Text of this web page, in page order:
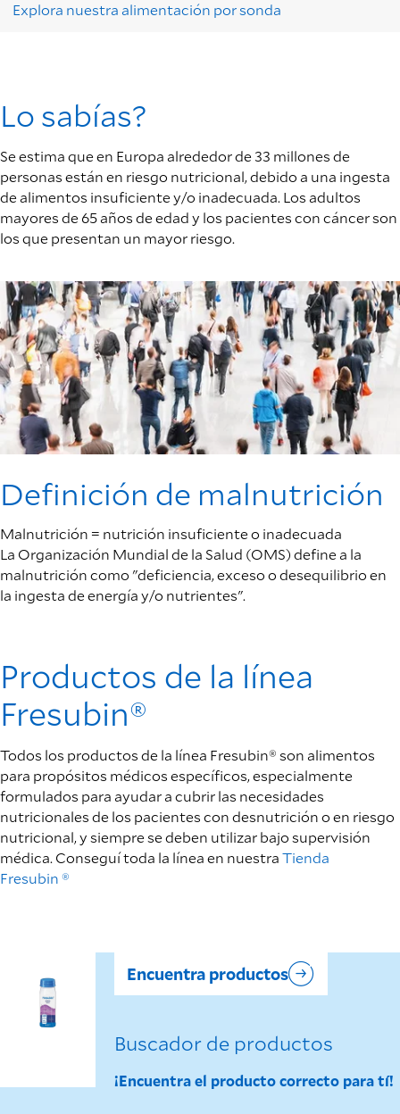
Explora nuestra alimentación por sonda
Lo sabías?
Se estima que en Europa alrededor de 33 millones de
personas están en riesgo nutricional, debido a una ingesta
de alimentos insuficiente y/o inadecuada. Los adultos
mayores de 65 años de edad y los pacientes con cáncer son
los que presentan un mayor riesgo.
Definición de malnutrición
Malnutrición = nutrición insuficiente o inadecuada
La Organización Mundial de la Salud (OMS) define a la
malnutrición como "deficiencia, exceso o desequilibrio en
la ingesta de energía y/o nutrientes".
Productos de la línea
Fresubin®
Todos los productos de la línea Fresubin® son alimentos
para propósitos médicos específicos, especialmente
formulados para ayudar a cubrir las necesidades
nutricionales de los pacientes con desnutrición o en riesgo
nutricional, y siempre se deben utilizar bajo supervisión
médica. Conseguí toda la línea en nuestraTienda
Fresubin ®
Buscador de productos
¡Encuentra el producto correcto para tí!
Encuentra productos